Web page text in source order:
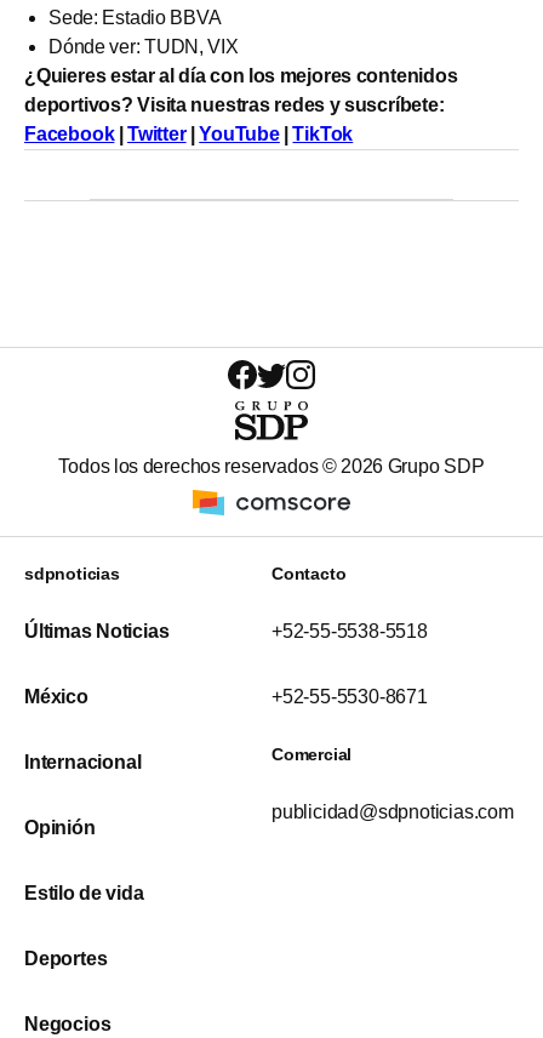
Sede: Estadio BBVA
Dónde ver: TUDN, VIX
¿Quieres estar al día con los mejores contenidos
deportivos? Visita nuestras redes y suscríbete:
Facebook|Twitter|YouTube|TikTok
Todos los derechos reservados ©2026 Grupo SDP
sdpnoticias
Últimas Noticias
México
Internacional
Opinión
Estilo de vida
Deportes
Negocios
Contacto
+52-55-5538-5518
+52-55-5530-8671
Comercial
publicidad@sdpnoticias.com